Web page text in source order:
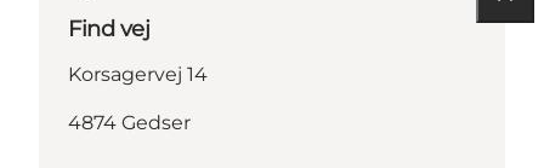
Find vej
Korsagervej 14
4874 Gedser